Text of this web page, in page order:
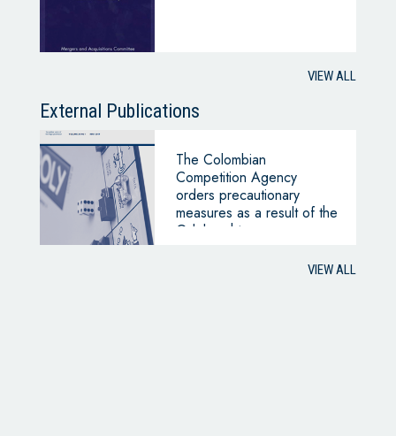
VIEW ALL
External Publications
The Colombian
Competition Agency
orders precautionary
measures as a result of the
Odebrecht case
VIEW ALL